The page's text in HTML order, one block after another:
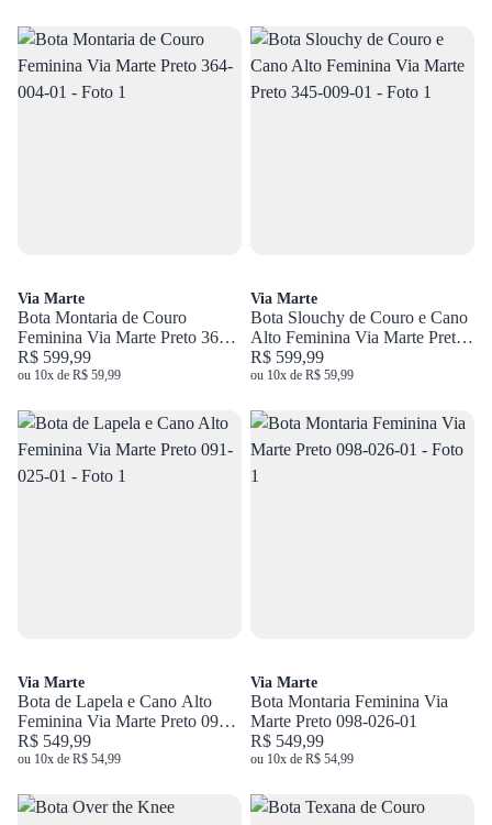
Via Marte
Bota Montaria de Couro
Feminina Via Marte Preto 364-
004-01
R$ 599,99
ou 10x de R$ 59,99
Via Marte
Bota Slouchy de Couro e Cano
Alto Feminina Via Marte Preto
345-009-01
R$ 599,99
ou 10x de R$ 59,99
Via Marte
Bota de Lapela e Cano Alto
Feminina Via Marte Preto 091-
025-01
R$ 549,99
ou 10x de R$ 54,99
Via Marte
Bota Montaria Feminina Via
Marte Preto 098-026-01
R$ 549,99
ou 10x de R$ 54,99